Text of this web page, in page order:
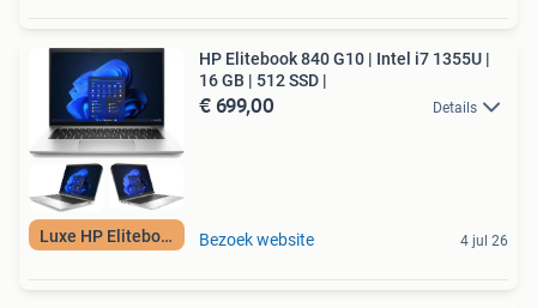
Luxe HP Elitebook
HP Elitebook 840 G10 | Intel i7 1355U |
16 GB | 512 SSD |
€ 699,00 Details
Bezoek website 4 jul 26